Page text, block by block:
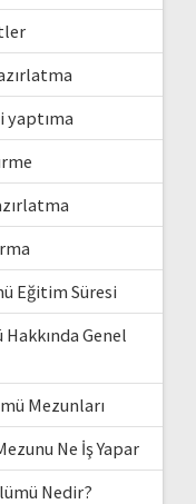
yaptıma
Eğitim Süresi
Genel
Mezunları
Ne İş Yapar
Nedir?